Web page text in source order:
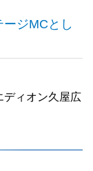
ジMCとし
ディオン久屋広